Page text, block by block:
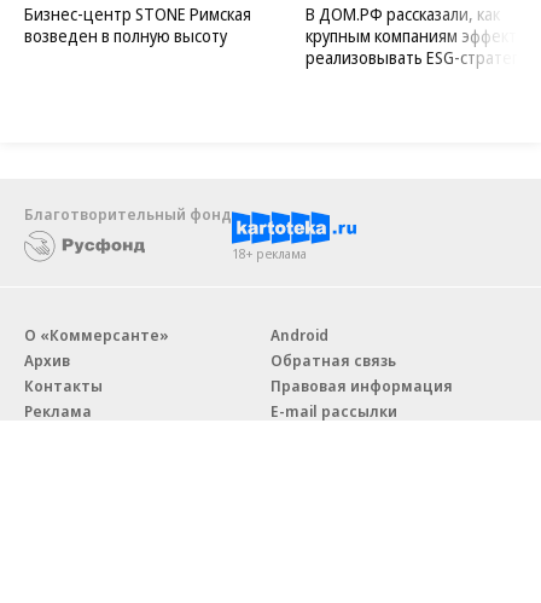
Бизнес-центр STONE Римская
возведен в полную высоту
В ДОМ.РФ рассказали, как
крупным компаниям
реализовывать ESG-стратегию
Благотворительный фонд
18+ реклама
О «Коммерсанте»
Архив
Контакты
Реклама
Android
Обратная связь
Правовая информация
E-mail рассылки